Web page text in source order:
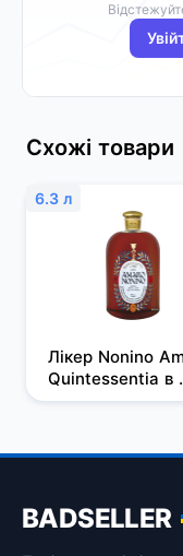
Схожі товари
6.3 л
Лікер Nonino
Quintessentia в
дерев'яній
BADSELLER